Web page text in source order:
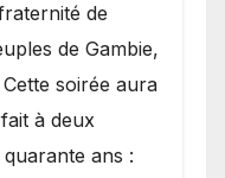
de
de Gambie,
soirée aura
à deux
ans :